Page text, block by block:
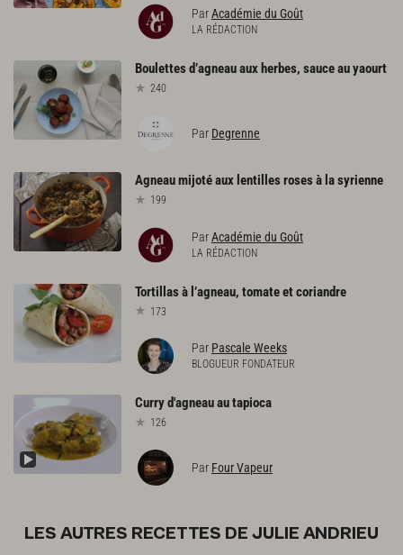
ParAcadémie du Goût
LA RÉDACTION
Boulettesd’agneauaux herbes, sauceauyaourt
240
Par Degrenne
Agneaumijotéaux lentillesrosesà lasyrienne
199
ParAcadémie du Goût
LA RÉDACTION
Tortillasà l’agneau, tomateetcoriandre
173
Par Pascale Weeks
BLOGUEUR FONDATEUR
Curryd'agneauautapioca
126
Par Four Vapeur
LES AUTRES RECETTES DE JULIE ANDRIEU